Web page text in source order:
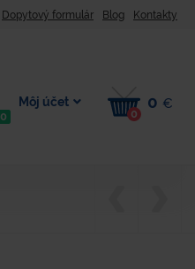
Dopytový formulár Blog Kontakty
0
Môj účet
0
0 €